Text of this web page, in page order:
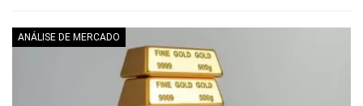
ANÁLISE DE MERCADO